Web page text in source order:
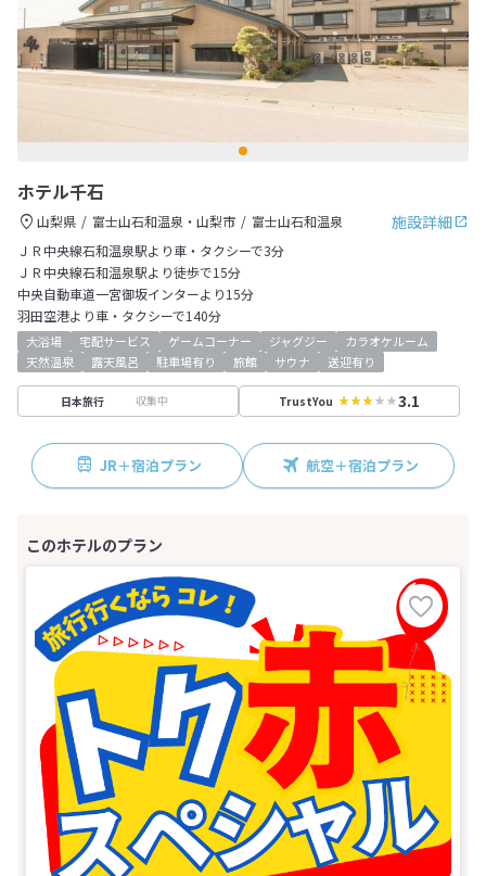
ホテル千石
施設詳細
山梨県 富士山石和温泉・山梨市
富士山石和温泉
ＪＲ中央線石和温泉駅より車・タクシーで3分
ＪＲ中央線石和温泉駅より徒歩で15分
中央自動車道一宮御坂インターより15分
羽田空港より車・タクシーで140分
大浴場 宅配サービス ゲームコーナー ジャグジー
カラオケルーム
天然温泉
露天風呂 駐車場有り 旅館 サウナ 送迎有り
日本旅行 収集中 TrustYou 3.1
JR＋宿泊プラン 航空＋宿泊プラン